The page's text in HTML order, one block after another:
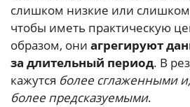
слишком низкие или
чтобы иметь практическую
образом, они агрегируют
за длительный период. В
кажутся более сглаженными
более предсказуемыми.